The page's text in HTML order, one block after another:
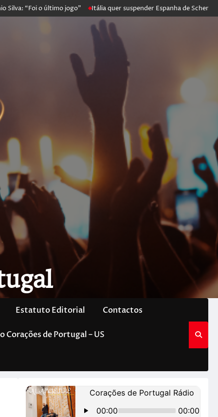
o último jogo” Itália quer suspender Espanha de Schengen.
Estatuto Editorial Contactos
Corações de Portugal – US